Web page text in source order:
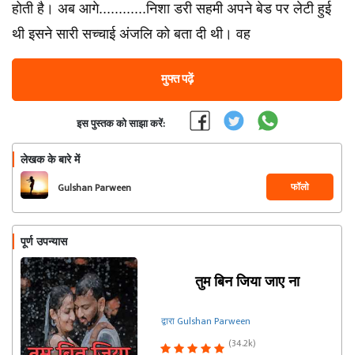
होती है। अब आगे............निशा डरी सहमी अपने बेड पर लेटी हुई
थी इसने सारी सच्चाई अंजलि को बता दी थी। वह
मुफ्त पढ़ें
इस पुस्तक को साझा करें:
लेखक के बारे में
Gulshan Parween फॉलो
पूर्ण उपन्यास
तुम बिन जिया जाए ना
द्वारा Gulshan Parween
(34.2k)